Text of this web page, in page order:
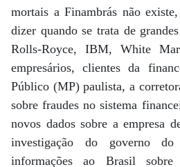
mortais a Finambrás não
dizer quando se trata de
Rolls-Royce, IBM, White
empresários, clientes da
Público (MP) paulista, a
sobre fraudes no sistema
novos dados sobre a empresa
investigação do governo
informações ao Brasil